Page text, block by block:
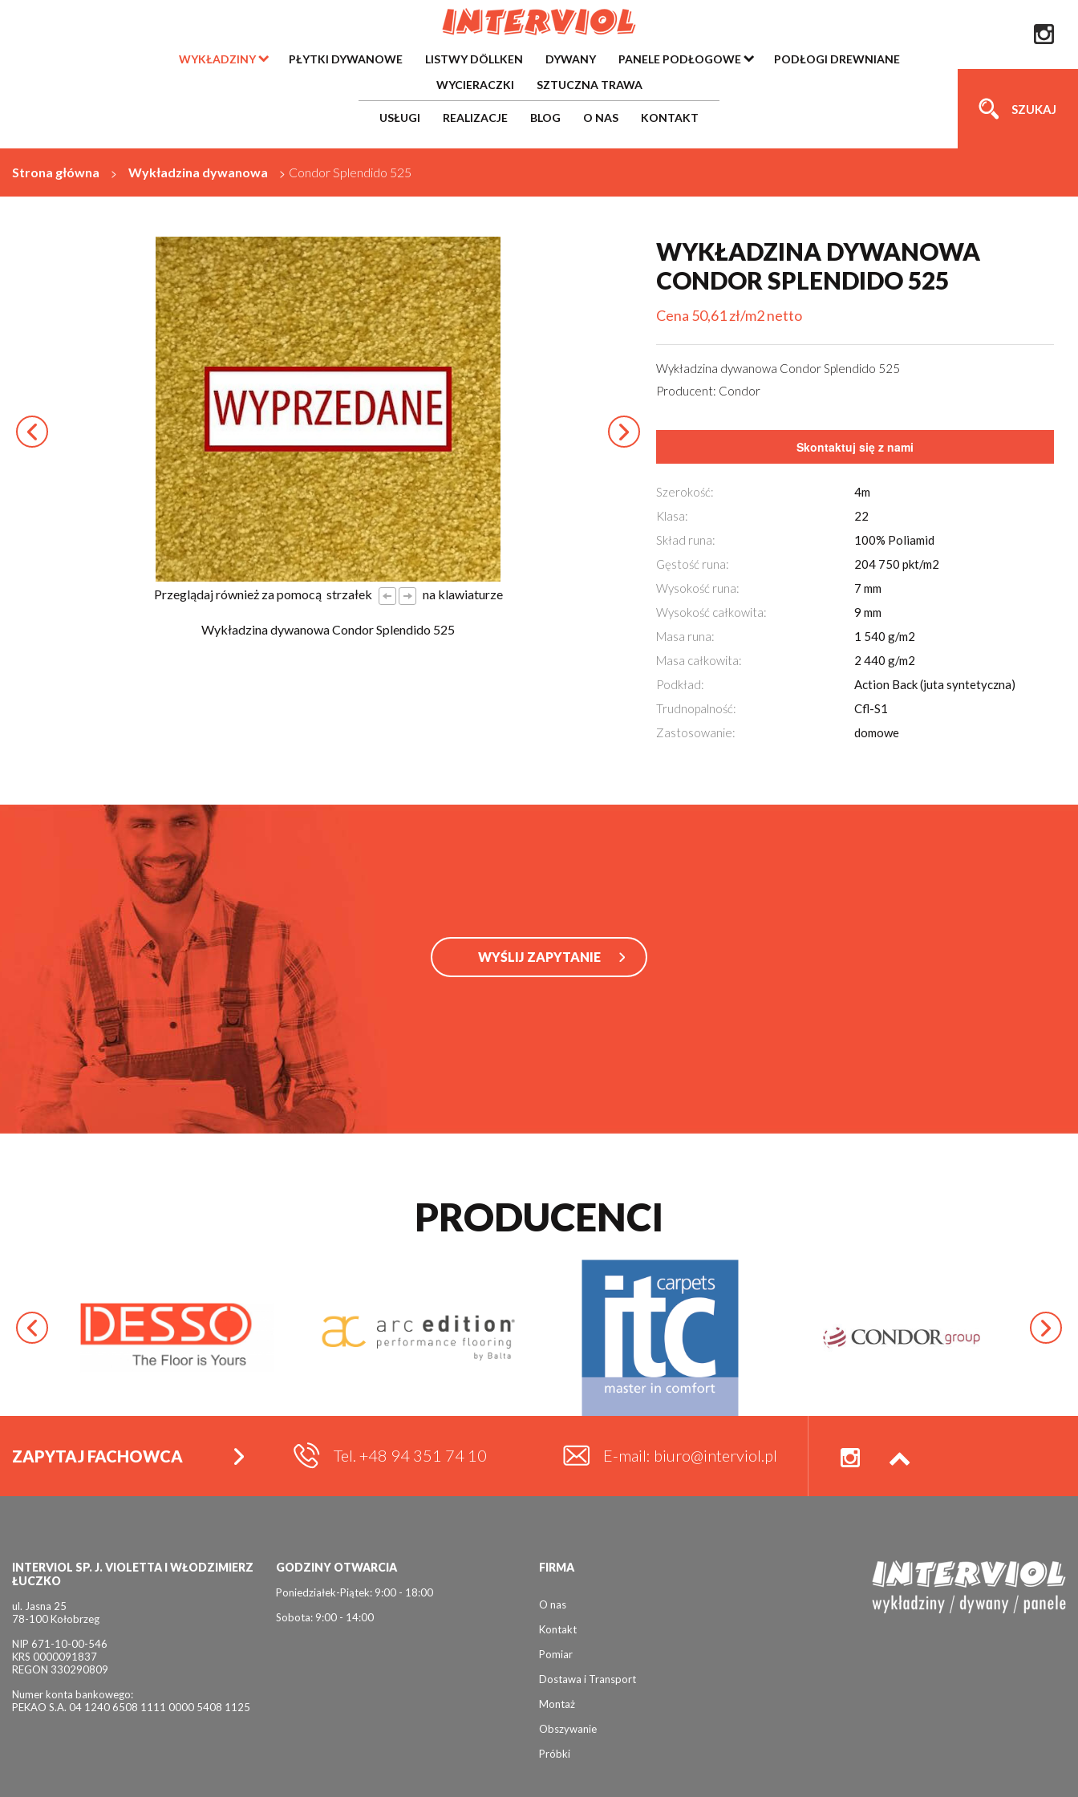
WYKŁADZINY PŁYTKI DYWANOWE LISTWY DÖLLKEN DYWANY PANELE PODŁOGOWE
PODŁOGI DREWNIANE
WYCIERACZKI
SZTUCZNA TRAWA
USŁUGI REALIZACJE BLOG O NAS KONTAKT
SZUKAJ
Strona główna > Wykładzina dywanowa > Condor Splendido 525
Przeglądaj również za pomocą strzałek na klawiaturze
Wykładzina dywanowa Condor Splendido 525
Przeglądaj również za pomocą
Wykładzina dywanowa Condor Splendido 525
WYKŁADZINA DYWANOWA
CONDOR SPLENDIDO 525
Cena 50,61 zł/m2 netto
Wykładzina dywanowa Condor Splendido 525
Producent: Condor
Skontaktuj się z nami
Szerokość:
4m
Klasa:
22
Skład runa:
100% Poliamid
Gęstość runa:
204 750 pkt/m2
Wysokość runa:
7 mm
Wysokość całkowita:
9 mm
Masa runa:
1 540 g/m2
Masa całkowita:
2 440 g/m2
Podkład:
Action Back (juta syntetyczna)
Trudnopalność:
Cfl-S1
Zastosowanie:
domowe
WYŚLIJ ZAPYTANIE
PRODUCENCI
ZAPYTAJ FACHOWCA Tel. +48 94 351 74 10 E-mail: biuro@interviol.pl
INTERVIOL SP. J. VIOLETTA I WŁODZIMIERZ
ŁUCZKO
ul. Jasna 25
78-100 Kołobrzeg
NIP 671-10-00-546
KRS 0000091837
REGON 330290809
Numer konta bankowego:
PEKAO S.A. 04 1240 6508 1111 0000 5408 1125
GODZINY OTWARCIA
Poniedziałek-Piątek: 9:00 - 18:00
Sobota: 9:00 - 14:00
FIRMA
O nas
Kontakt
Pomiar
Dostawa i Transport
Montaż
Obszywanie
Próbki